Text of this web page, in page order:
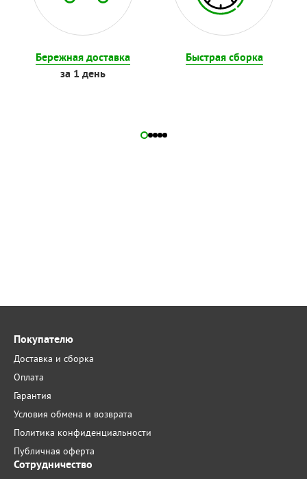
Бережная доставка
за 1 день
Быстрая сборка
Покупателю
Доставка и сборка
Оплата
Гарантия
Условия обмена и возврата
Политика конфиденциальности
Публичная оферта
Сотрудничество